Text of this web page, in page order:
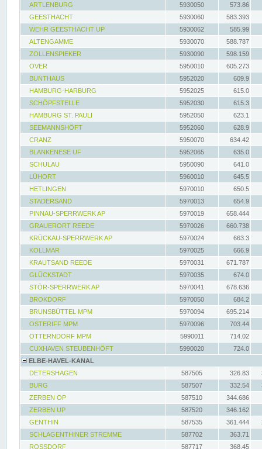
ARTLENBURG
5930050
573.86
GEESTHACHT
5930060
583.393
WEHR GEESTHACHT UP
5930062
585.99
ALTENGAMME
5930070
588.787
ZOLLENSPIEKER
5930090
598.159
OVER
5950010
605.273
BUNTHAUS
5952020
609.9
HAMBURG-HARBURG
5952025
615.0
SCHÖPFSTELLE
5952030
615.3
HAMBURG ST. PAULI
5952050
623.1
SEEMANNSHÖFT
5952060
628.9
CRANZ
5950070
634.42
BLANKENESE UF
5952065
635.0
SCHULAU
5950090
641.0
LÜHORT
5960010
645.5
HETLINGEN
5970010
650.5
STADERSAND
5970013
654.9
PINNAU-SPERRWERK AP
5970019
658.444
GRAUERORT REEDE
5970026
660.738
KRÜCKAU-SPERRWERK AP
5970024
663.3
KOLLMAR
5970025
666.9
KRAUTSAND REEDE
5970031
671.787
GLÜCKSTADT
5970035
674.0
STÖR-SPERRWERK AP
5970041
678.636
BROKDORF
5970050
684.2
BRUNSBÜTTEL MPM
5970094
695.214
OSTERIFF MPM
5970096
703.44
OTTERNDORF MPM
5990011
714.02
CUXHAVEN STEUBENHÖFT
5990020
724.0
ELBE-HAVEL-KANAL
DETERSHAGEN
587505 326.83
BURG
587507 332.54
ZERBEN OP
587510
344.686
ZERBEN UP
587520
346.162
GENTHIN
587535 361.444
SCHLAGENTHINER STREMME
587702
363.71
ROSSDORF
587717 368.45